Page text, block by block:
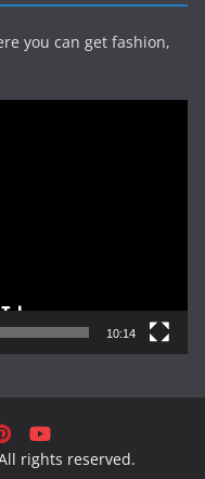
you can get fashion,
10:14
rights reserved.